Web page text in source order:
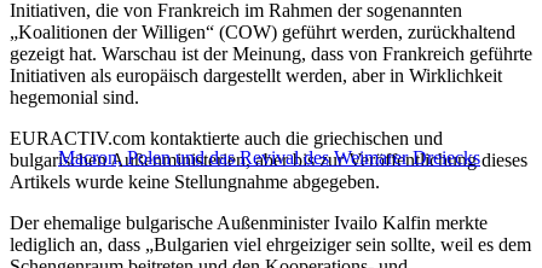
Initiativen, die von Frankreich im Rahmen der sogenannten
„Koalitionen der Willigen“ (COW) geführt werden, zurückhaltend
gezeigt hat. Warschau ist der Meinung, dass von Frankreich geführte
Initiativen als europäisch dargestellt werden, aber in Wirklichkeit
hegemonial sind.
Macron, Polen und das Revival des Weimarer Dreiecks
EURACTIV.com kontaktierte auch die griechischen und
bulgarischen Außenministerien, aber bis zur Veröffentlichung dieses
Artikels wurde keine Stellungnahme abgegeben.
Der ehemalige bulgarische Außenminister Ivailo Kalfin merkte
lediglich an, dass „Bulgarien viel ehrgeiziger sein sollte, weil es dem